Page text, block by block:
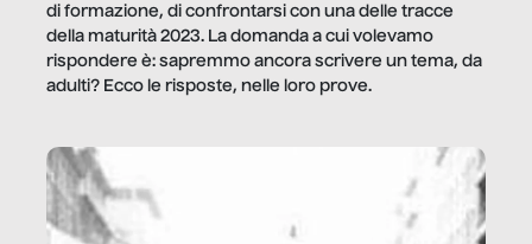
di formazione, di confrontarsi con una delle tracce
della maturità 2023. La domanda a cui volevamo
rispondere è: sapremmo ancora scrivere un tema, da
adulti? Ecco le risposte, nelle loro prove.